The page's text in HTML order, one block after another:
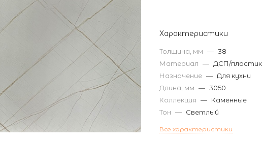
Характеристики
Толщина, мм — 38
Материал — ДСП/пластик
Назначение — Для кухни
Длина, мм — 3050
Коллекция — Каменные
Тон — Светлый
Все характеристики